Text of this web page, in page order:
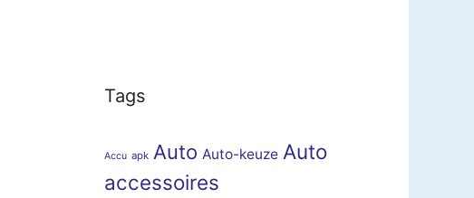
Tags
Accu apk Auto Auto-keuze Auto
accessoires